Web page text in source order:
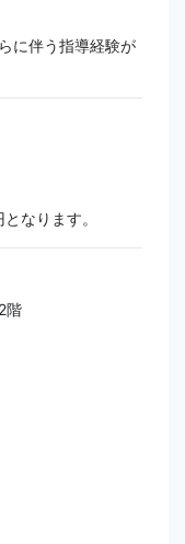
に伴う指導経験が
なります。
階